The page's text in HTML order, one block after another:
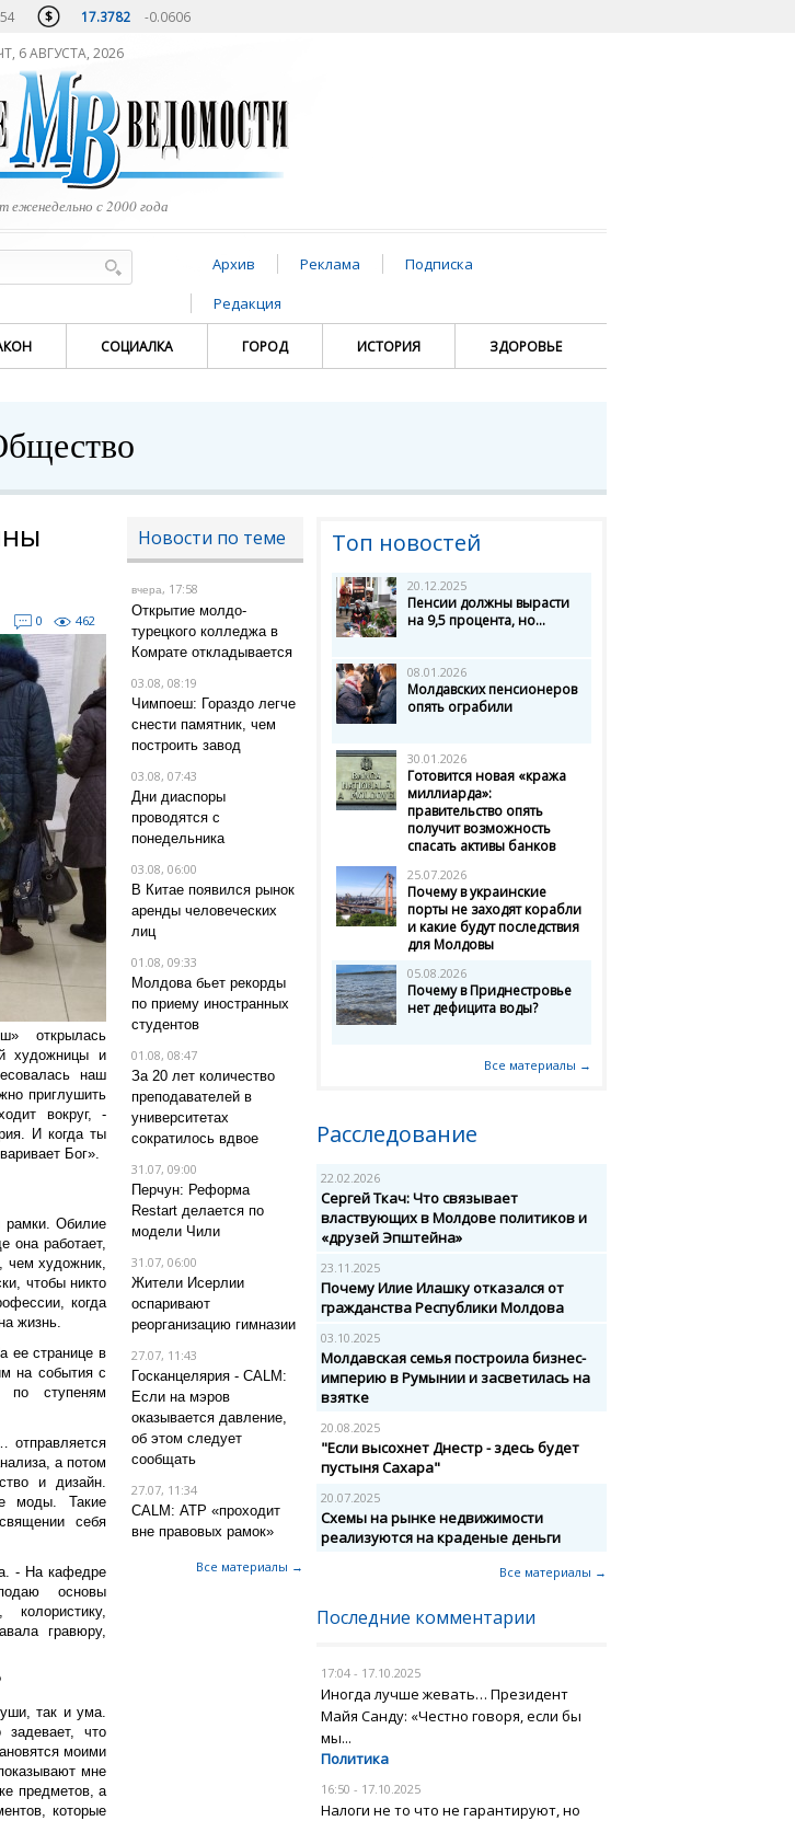
17.3782 -0.0606
6 АВГУСТА, 2026
еженедельно с 2000 года
Архив Реклама
Подписка
Редакция
СОЦИАЛКА ГОРОД ИСТОРИЯ ЗДОРОВЬЕ
0 462
открылась
художницы и
наш
приглушить
вокруг, -
И когда ты
Бог».
рамки. Обилие
она работает,
чем художник,
чтобы никто
когда
жизнь.
ее странице в
на события с
ступеням
отправляется
а потом
и дизайн.
моды. Такие
себя
- На кафедре
основы
колористику,
гравюру,
так и ума.
что
моими
мне
предметов, а
которые
Новости по теме
вчера, 17:58
Открытие молдо-
турецкого колледжа в
Комрате откладывается
03.08, 08:19
Чимпоеш: Гораздо легче
снести памятник, чем
построить завод
03.08, 07:43
Дни диаспоры
проводятся с
понедельника
03.08, 06:00
В Китае появился рынок
аренды человеческих
лиц
01.08, 09:33
Молдова бьет рекорды
по приему иностранных
студентов
01.08, 08:47
За 20 лет количество
преподавателей в
университетах
сократилось вдвое
31.07, 09:00
Перчун: Реформа
Restart делается по
модели Чили
31.07, 06:00
Жители Исерлии
оспаривают
реорганизацию гимназии
27.07, 11:43
Госканцелярия - CALM:
Если на мэров
оказывается давление,
об этом следует
сообщать
27.07, 11:34
CALM: АТР «проходит
вне правовых рамок»
Все материалы →
Топ новостей
20.12.2025
Пенсии должны вырасти
на 9,5 процента, но...
08.01.2026
Молдавских пенсионеров
опять ограбили
30.01.2026
Готовится новая «кража
миллиарда»:
правительство опять
получит возможность
спасать активы банков
25.07.2026
Почему в украинские
порты не заходят корабли
и какие будут последствия
для Молдовы
05.08.2026
Почему в Приднестровье
нет дефицита воды?
Все материалы →
Расследование
22.02.2026
Сергей Ткач: Что связывает
властвующих в Молдове политиков и
«друзей Эпштейна»
23.11.2025
Почему Илие Илашку отказался от
гражданства Республики Молдова
03.10.2025
Молдавская семья построила бизнес-
империю в Румынии и засветилась на
взятке
20.08.2025
"Если высохнет Днестр - здесь будет
пустыня Сахара"
20.07.2025
Схемы на рынке недвижимости
реализуются на краденые деньги
Все материалы →
Последние комментарии
17:04 - 17.10.2025
Иногда лучше жевать… Президент
Майя Санду: «Честно говоря, если бы
мы...
Политика
16:50 - 17.10.2025
Налоги не то что не гарантируют, но